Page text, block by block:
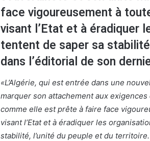
face vigoureusement à
visant l’Etat et à éradiquer
tentent de saper sa
dans l’éditorial de son
«L’Algérie, qui est entrée dans une
marquer son attachement aux
comme elle est prête à faire face
visant l’Etat et à éradiquer les
stabilité, l’unité du peuple et du